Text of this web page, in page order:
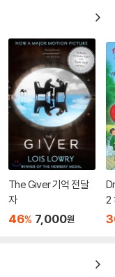
The Giver 기억 전달
자
46% 7,000원
2